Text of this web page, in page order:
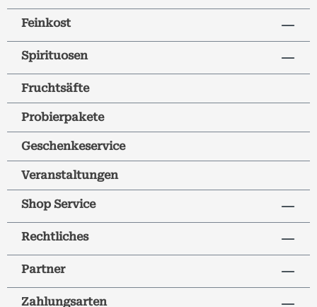
Feinkost
Spirituosen
Fruchtsäfte
Probierpakete
Geschenkeservice
Veranstaltungen
Shop Service
Rechtliches
Partner
Zahlungsarten